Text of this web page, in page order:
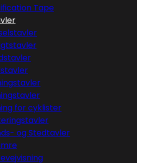
Tape
for cyklister
og Stedtavler